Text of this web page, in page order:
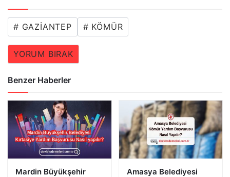
# GAZIANTEP # KÖMÜR
YORUM BIRAK
Benzer Haberler
Mardin Büyükşehir
Amasya Belediyesi